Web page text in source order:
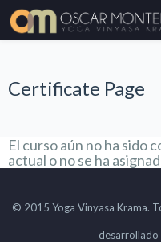
Certificate Page
El curso aún no ha sido
actual o no se ha
© 2015 Yoga Vinyasa Krama.
desarrollado